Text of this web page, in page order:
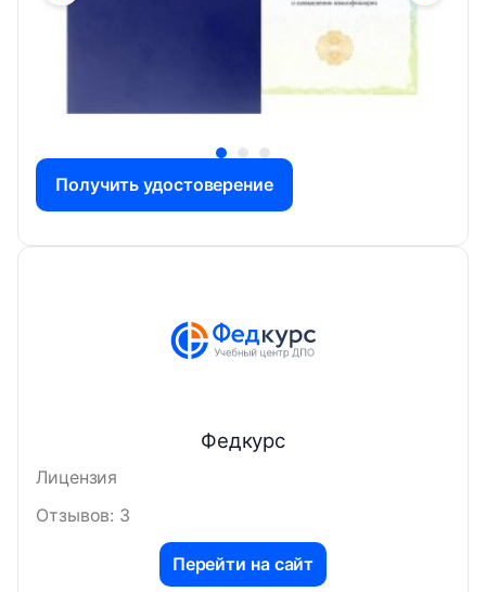
Получить удостоверение
Федкурс
Лицензия
Отзывов: 3
Перейти на сайт